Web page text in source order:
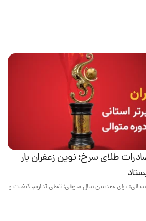
طلای سرخ؛ نوین زعفران بار
برای چندمین سال متوالی؛ تجلی تداوم، کیفیت و